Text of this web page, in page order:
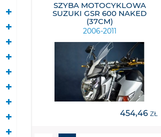
SZYBA MOTOCYKLOWA
SUZUKI GSR 600 NAKED
(37CM)
2006-2011
454,46 ZŁ